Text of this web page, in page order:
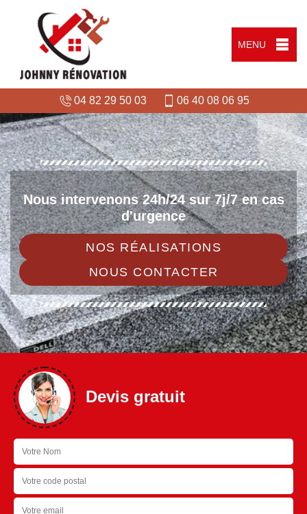
MENU
04 82 29 50 03 06 40 08 06 95
Nous intervenons 24h/24 sur 7j/7 en cas
d'urgence
NOS RÉALISATIONS
NOUS CONTACTER
Devis gratuit